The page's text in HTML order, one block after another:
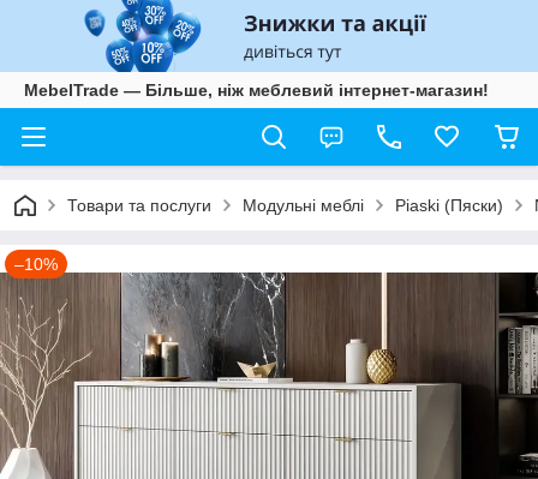
MebelTrade — Більше, ніж меблевий інтернет-магазин!
Товари та послуги Модульні меблі Piaski (Пяски)
–10%